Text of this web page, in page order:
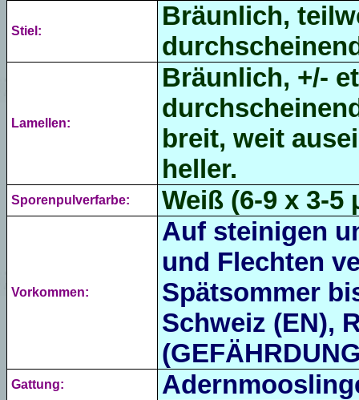
Stiel:
Bräunlich,
Lamellen:
Bräunlich, +/-
breit, weit
heller.
Sporenpulverfarbe: Weiß (6-9 x 3-5
Vorkommen:
Auf steinigen
und Flechten
Spätsommer
Schweiz (EN),
Gattung: